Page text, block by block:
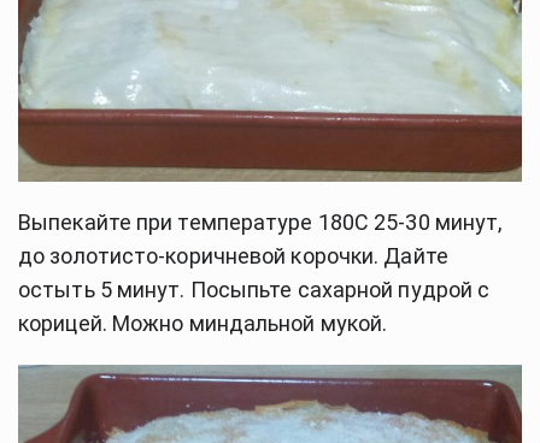
Выпекайте при температуре 180C 25-30 минут,
до золотисто-коричневой корочки. Дайте
остыть 5 минут. Посыпьте сахарной пудрой с
корицей. Можно миндальной мукой.